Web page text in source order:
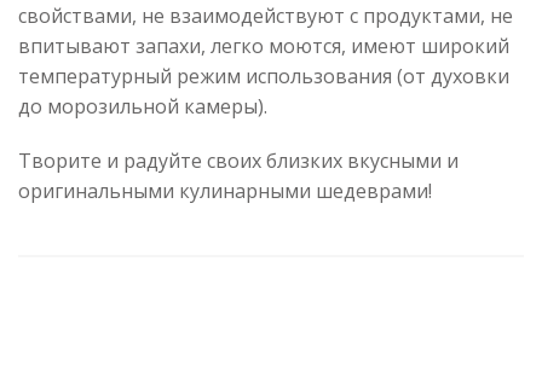
свойствами, не взаимодействуют с продуктами, не
впитывают запахи, легко моются, имеют широкий
температурный режим использования (от духовки
до морозильной камеры).
Творите и радуйте своих близких вкусными и
оригинальными кулинарными шедеврами!